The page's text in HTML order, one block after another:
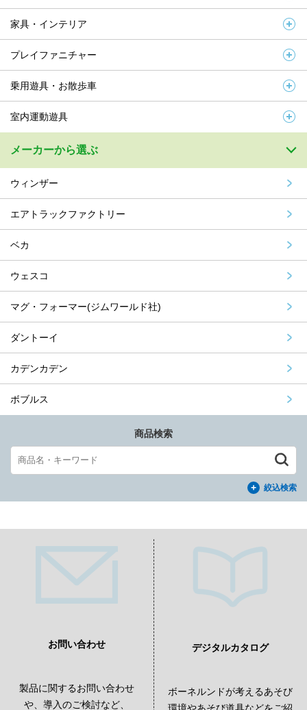
家具・インテリア
プレイファニチャー
乗用遊具・お散歩車
室内運動遊具
メーカーから選ぶ
ウィンザー
エアトラックファクトリー
ベカ
ウェスコ
マグ・フォーマー(ジムワールド社)
ダントーイ
カデンカデン
ボブルス
商品検索
絞込検索
お問い合わせ
製品に関するお問い合わせ
や、導入のご検討など、
デジタルカタログ
ボーネルンドが考えるあそび